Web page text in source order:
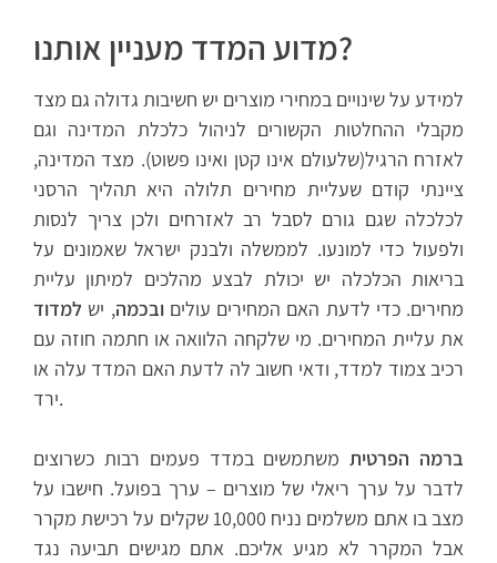
מדוע המדד מעניין אותנו?
למידע על שינויים במחירי מוצרים יש חשיבות גדולה גם מצד
מקבלי ההחלטות הקשורים לניהול כלכלת המדינה וגם
לאזרח הרגיל(שלעולם אינו קטן ואינו פשוט). מצד המדינה,
ציינתי קודם שעליית מחירים תלולה היא תהליך הרסני
לכלכלה שגם גורם לסבל רב לאזרחים ולכן צריך לנסות
ולפעול כדי למונעו. לממשלה ולבנק ישראל שאמונים על
בריאות הכלכלה יש יכולת לבצע מהלכים למיתון עליית
מחירים. כדי לדעת האם המחירים עוליםובכמה, יש למדוד
את עליית המחירים. מי שלקחה הלוואה או חתמה חוזה עם
רכיב צמוד למדד, ודאי חשוב לה לדעת האם המדד עלה או
ירד.
ברמה הפרטיתמשתמשים במדד פעמים רבות כשרוצים
לדבר על ערך ריאלי של מוצרים – ערך בפועל. חישבו על
מצב בו אתם משלמים נניח 10,000 שקלים על רכישת מקרר
אבל המקרר לא מגיע אליכם. אתם מגישים תביעה נגד